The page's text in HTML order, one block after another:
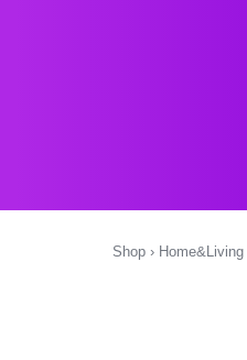
Shop › Home&Living